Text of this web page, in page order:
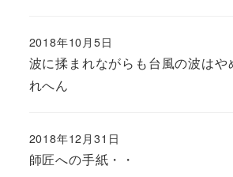
波に揉まれながらも台風の波はや
れへん
2018年10月5日
師匠への手紙・・
2018年12月31日